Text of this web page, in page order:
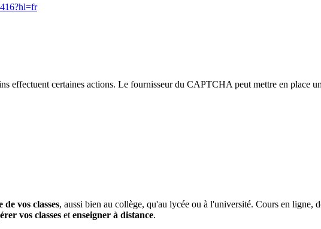
effectuent certaines actions. Le fournisseur du CAPTCHA peut mettre en place
de vos classes, aussi bien au collège, qu'au lycée ou à l'université. Cours en ligne,
vos classes et enseigner à distance.